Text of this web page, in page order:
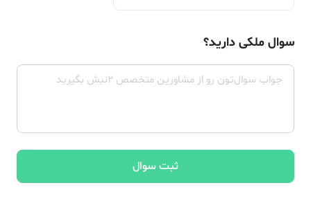
سوال ملکی دارید؟
ثبت سوال